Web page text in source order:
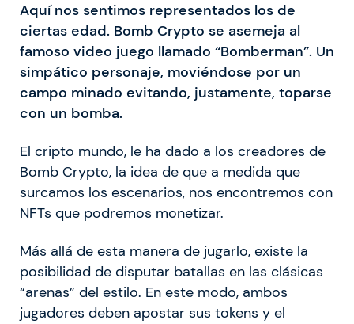
Aquí nos sentimos representados los de
ciertas edad. Bomb Crypto se asemeja al
famoso video juego llamado “Bomberman”. Un
simpático personaje, moviéndose por un
campo minado evitando, justamente, toparse
con un bomba.
El cripto mundo, le ha dado a los creadores de
Bomb Crypto, la idea de que a medida que
surcamos los escenarios, nos encontremos con
NFTs que podremos monetizar.
Más allá de esta manera de jugarlo, existe la
posibilidad de disputar batallas en las clásicas
“arenas” del estilo. En este modo, ambos
jugadores deben apostar sus tokens y el